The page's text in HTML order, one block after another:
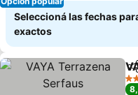
Seleccioná las fechas
exactos
4